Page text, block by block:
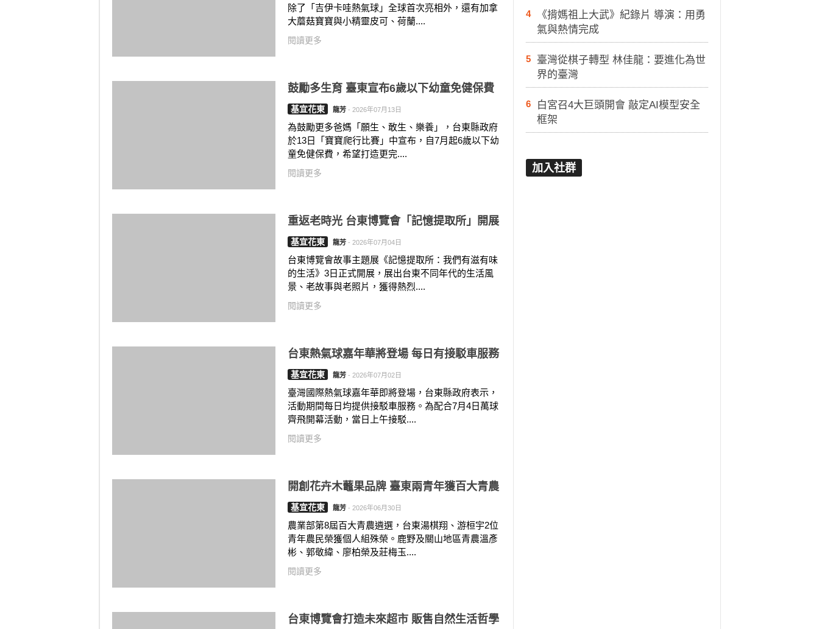
除了「吉伊卡哇熱氣球」全球首次亮相外，還有加拿
大蘑菇寶寶與小精靈皮可、荷蘭....
閱讀更多
鼓勵多生育 臺東宣布6歲以下幼童免健保費
基宜花東 龍芳 - 2026年07月13日
為鼓勵更多爸媽「願生、敢生、樂養」，台東縣政府
於13日「寶寶爬行比賽」中宣布，自7月起6歲以下幼
童免健保費，希望打造更完....
閱讀更多
重返老時光 台東博覽會「記憶提取所」開展
基宜花東 龍芳 - 2026年07月04日
台東博覽會故事主題展《記憶提取所：我們有滋有味
的生活》3日正式開展，展出台東不同年代的生活風
景、老故事與老照片，獲得熱烈....
閱讀更多
台東熱氣球嘉年華將登場 每日有接駁車服務
基宜花東 龍芳 - 2026年07月02日
臺灣國際熱氣球嘉年華即將登場，台東縣政府表示，
活動期間每日均提供接駁車服務。為配合7月4日萬球
齊飛開幕活動，當日上午接駁....
閱讀更多
開創花卉木虌果品牌 臺東兩青年獲百大青農
基宜花東 龍芳 - 2026年06月30日
農業部第8屆百大青農遴選，台東湯棋翔、游桓宇2位
青年農民榮獲個人組殊榮。鹿野及關山地區青農溫彥
彬、郭敬緯、廖柏榮及莊梅玉....
閱讀更多
台東博覽會打造未來超市 販售自然生活哲學
4
《揹媽祖上大武》紀錄片 導演：用勇
氣與熱情完成
5
臺灣從棋子轉型 林佳龍：要進化為世
界的臺灣
6
白宮召4大巨頭開會 敲定AI模型安全
框架
加入社群